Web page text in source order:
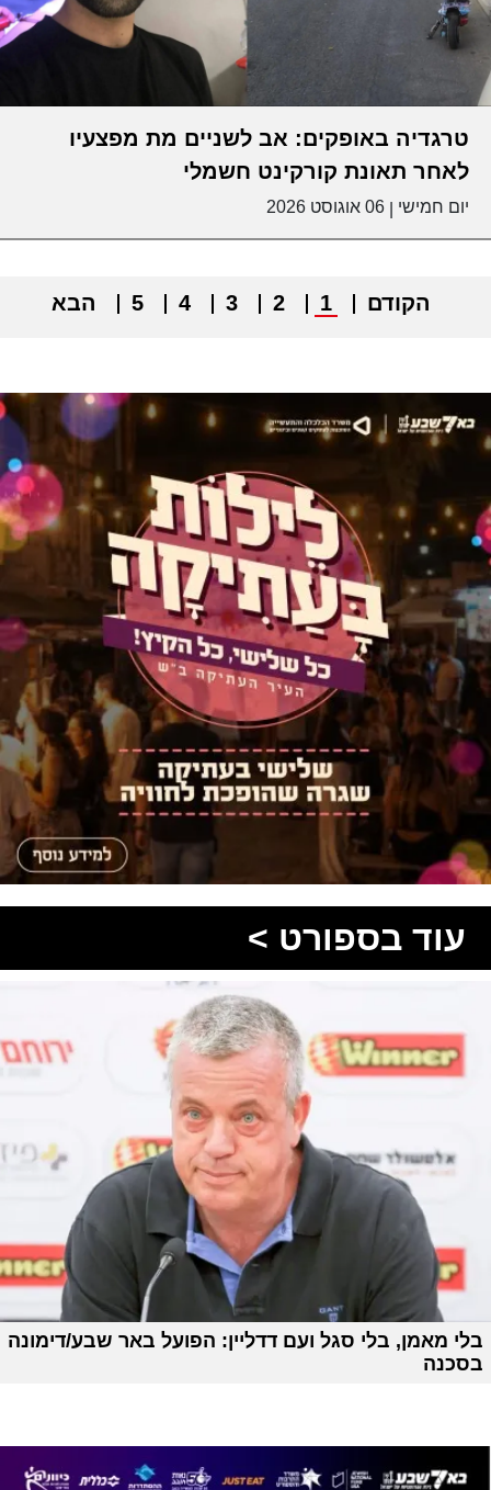
טרגדיה באופקים: אב לשניים מת מפצעיו
לאחר תאונת קורקינט חשמלי
יום חמישי 06 אוגוסט 2026
הקודם 1
2
3
4
5 הבא
עוד בספורט >
בלי מאמן, בלי סגל ועם דדליין: הפועל באר שבע/דימונה
בסכנה